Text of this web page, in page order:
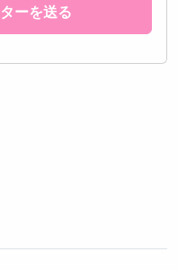
ーを送る
ーション・タイプ投票数
ーション・タイプ投票数